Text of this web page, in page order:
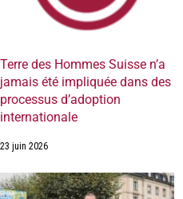
Terre des Hommes Suisse n’a
jamais été impliquée dans des
processus d’adoption
internationale
23 juin 2026